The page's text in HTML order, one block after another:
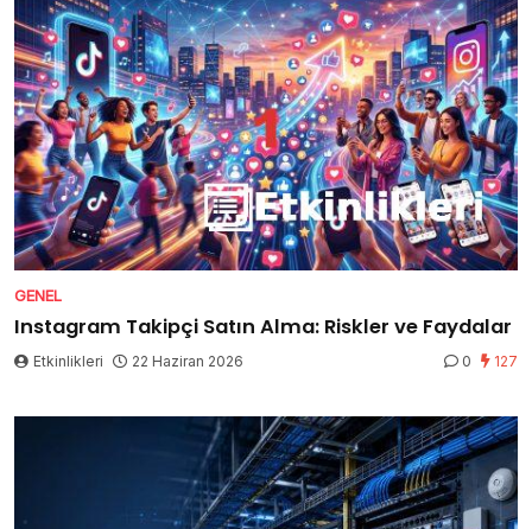
GENEL
Instagram Takipçi Satın Alma: Riskler ve Faydalar
Etkinlikleri 22 Haziran 2026 0 127